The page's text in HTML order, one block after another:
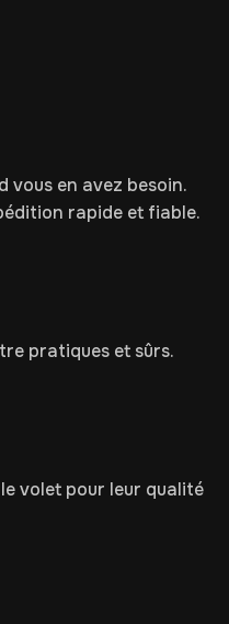
vous en avez besoin.
rapide et fiable.
pratiques et sûrs.
volet pour leur qualité